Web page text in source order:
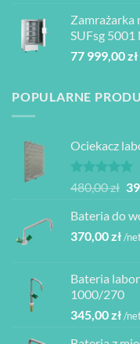
SUFsg
77 999,00zł
POPULARNE
Ociekacz
Oceniono
na 5
480,00zł
Bateria do
370,00zł/
Bateria
1000/270
345,00zł/